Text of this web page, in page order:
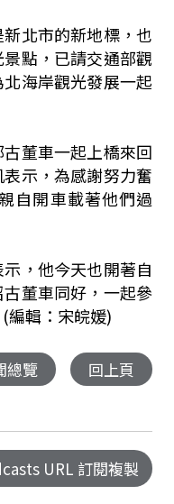
北市的新地標，也
點，已請交通部觀
海岸觀光發展一起
董車一起上橋來回
示，為感謝努力奮
自開車載著他們過
，他今天也開著自
董車同好，一起參
編輯：宋皖媛)
總覽 回上頁
URL 訂閱複製